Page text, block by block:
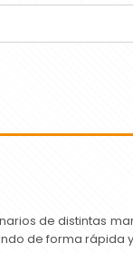
de distintas
de forma rápida